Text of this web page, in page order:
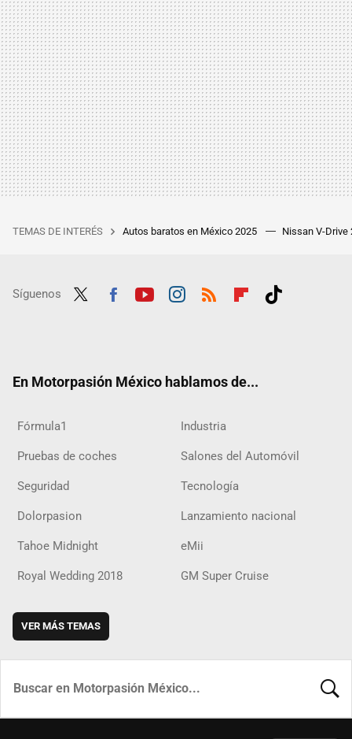
TEMAS DE INTERÉS Autos baratos en México 2025 Nissan V-Drive
Síguenos
En Motorpasión México hablamos de...
Fórmula1 Industria
Pruebas de coches Salones del Automóvil
Seguridad Tecnología
Dolorpasion Lanzamiento nacional
Tahoe Midnight eMii
Royal Wedding 2018 GM Super Cruise
VER MÁS TEMAS